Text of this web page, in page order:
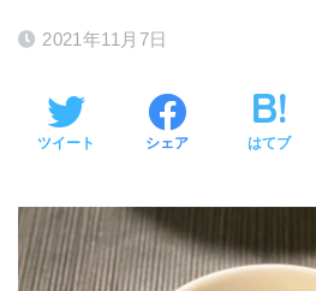
2021年11月7日
ツイート シェア はてブ